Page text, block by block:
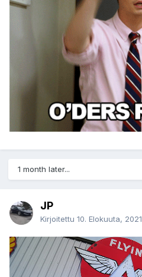
1 month later...
JP
Kirjoitettu 10. Elokuuta, 2021